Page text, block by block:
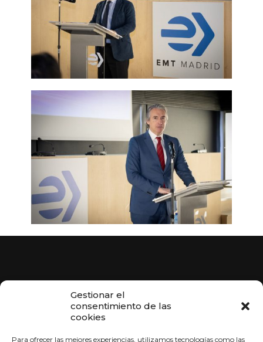
Gestionar el
consentimiento de las
cookies
Para ofrecer las mejores experiencias, utilizamos tecnologías como las